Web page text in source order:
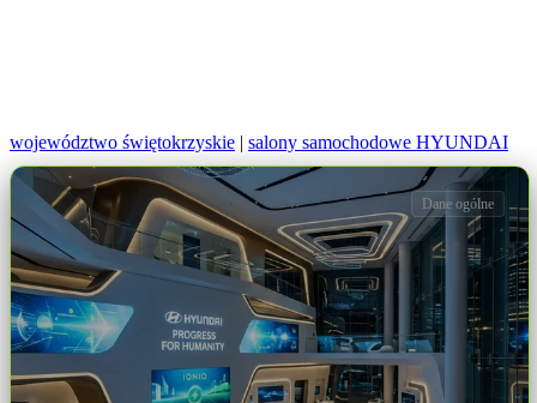
województwo świętokrzyskie | salony samochodowe HYUNDAI
Dane ogólne